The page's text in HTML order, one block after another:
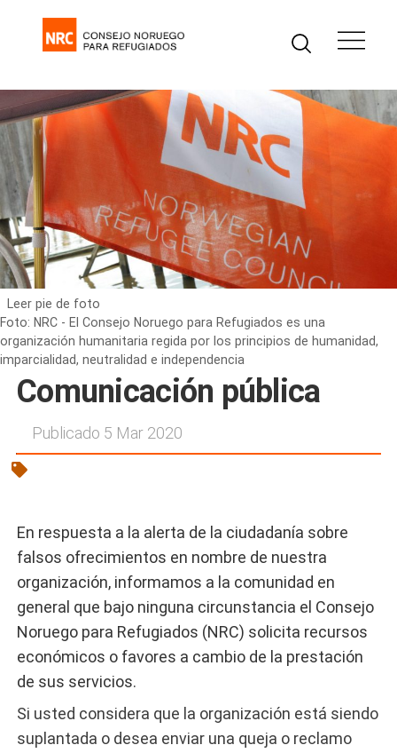
Leer pie de foto
Foto: NRC - El Consejo Noruego para Refugiados es una
organización humanitaria regida por los principios de humanidad,
imparcialidad, neutralidad e independencia
Comunicación pública
Publicado 5 Mar 2020
En respuesta a la alerta de la ciudadanía sobre
falsos ofrecimientos en nombre de nuestra
organización, informamos a la comunidad en
general que bajo ninguna circunstancia el Consejo
Noruego para Refugiados (NRC) solicita recursos
económicos o favores a cambio de la prestación
de sus servicios.
Si usted considera que la organización está siendo
suplantada o desea enviar una queja o reclamo